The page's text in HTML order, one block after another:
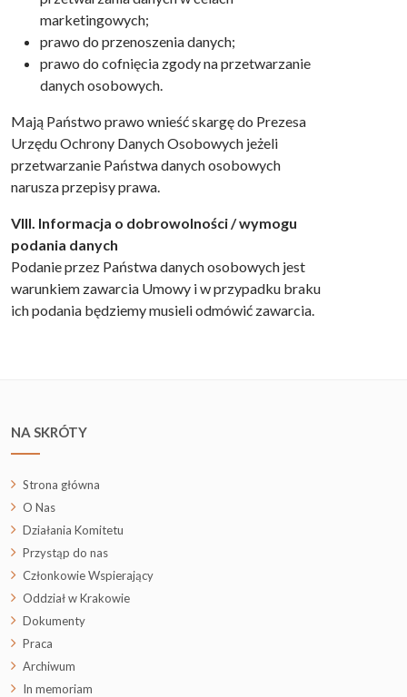
marketingowych;
prawo do przenoszenia danych;
prawo do cofnięcia zgody na przetwarzanie
danych osobowych.
Mają Państwo prawo wnieść skargę do Prezesa
Urzędu Ochrony Danych Osobowych jeżeli
przetwarzanie Państwa danych osobowych
narusza przepisy prawa.
VIII. Informacja o dobrowolności / wymogu
podania danych
Podanie przez Państwa danych osobowych jest
warunkiem zawarcia Umowy i w przypadku braku
ich podania będziemy musieli odmówić zawarcia.
NA SKRÓTY
Strona główna
O Nas
Działania Komitetu
Przystąp do nas
Członkowie Wspierający
Oddział w Krakowie
Dokumenty
Praca
Archiwum
In memoriam